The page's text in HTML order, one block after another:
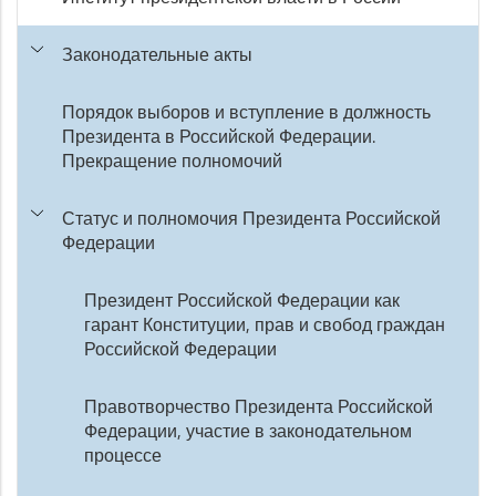
Законодательные акты
Порядок выборов и вступление в должность
Президента в Российской Федерации.
Прекращение полномочий
Статус и полномочия Президента Российской
Федерации
Президент Российской Федерации как
гарант Конституции, прав и свобод граждан
Российской Федерации
Правотворчество Президента Российской
Федерации, участие в законодательном
процессе